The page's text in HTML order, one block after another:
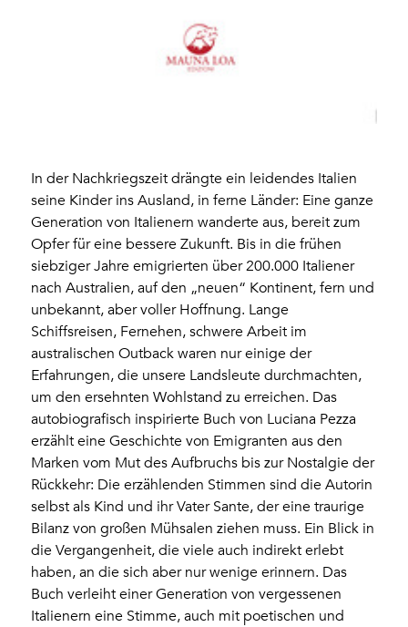
In der Nachkriegszeit drängte ein leidendes Italien
seine Kinder ins Ausland, in ferne Länder: Eine ganze
Generation von Italienern wanderte aus, bereit zum
Opfer für eine bessere Zukunft. Bis in die frühen
siebziger Jahre emigrierten über 200.000 Italiener
nach Australien, auf den „neuen“ Kontinent, fern und
unbekannt, aber voller Hoffnung. Lange
Schiffsreisen, Fernehen, schwere Arbeit im
australischen Outback waren nur einige der
Erfahrungen, die unsere Landsleute durchmachten,
um den ersehnten Wohlstand zu erreichen. Das
autobiografisch inspirierte Buch von Luciana Pezza
erzählt eine Geschichte von Emigranten aus den
Marken vom Mut des Aufbruchs bis zur Nostalgie der
Rückkehr: Die erzählenden Stimmen sind die Autorin
selbst als Kind und ihr Vater Sante, der eine traurige
Bilanz von großen Mühsalen ziehen muss. Ein Blick in
die Vergangenheit, die viele auch indirekt erlebt
haben, an die sich aber nur wenige erinnern. Das
Buch verleiht einer Generation von vergessenen
Italienern eine Stimme, auch mit poetischen und